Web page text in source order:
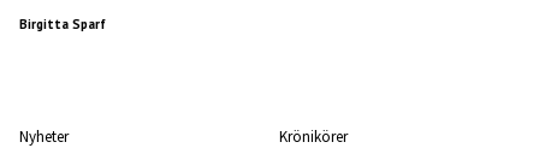
Birgitta Sparf
Nyheter
Krönikörer